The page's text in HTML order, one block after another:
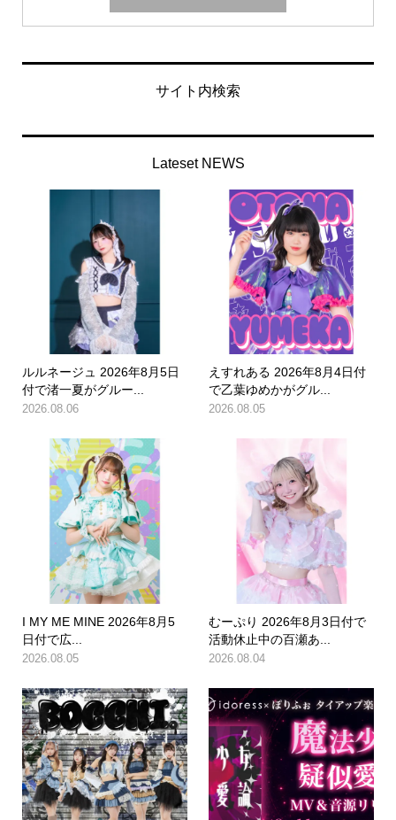
サイト内検索
Lateset NEWS
ルルネージュ 2026年8月5日
付で渚一夏がグルー...
2026.08.06
えすれある 2026年8月4日付
で乙葉ゆめかがグル...
2026.08.05
I MY ME MINE 2026年8月5
日付で広...
2026.08.05
むーぷり 2026年8月3日付で
活動休止中の百瀬あ...
2026.08.04